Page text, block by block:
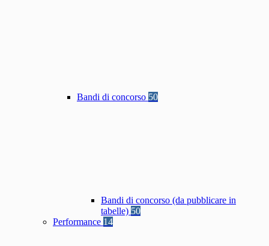
Bandi di concorso 50
Bandi di concorso (da pubblicare in
tabelle) 50
Performance 14